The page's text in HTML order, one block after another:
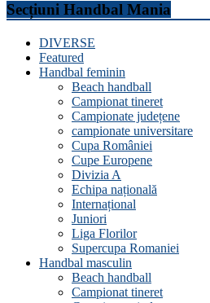
Secțiuni Handbal Mania
DIVERSE
Featured
Handbal feminin
Beach handball
Campionat tineret
Campionate județene
campionate universitare
Cupa României
Cupe Europene
Divizia A
Echipa națională
Internațional
Juniori
Liga Florilor
Supercupa Romaniei
Handbal masculin
Beach handball
Campionat tineret